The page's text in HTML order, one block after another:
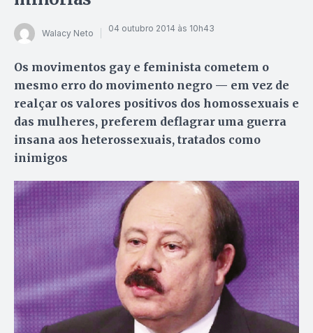
Walacy Neto 04 outubro 2014 às 10h43
Os movimentos gay e feminista cometem o
mesmo erro do movimento negro — em vez de
realçar os valores positivos dos homossexuais e
das mulheres, preferem deflagrar uma guerra
insana aos heterossexuais, tratados como
inimigos